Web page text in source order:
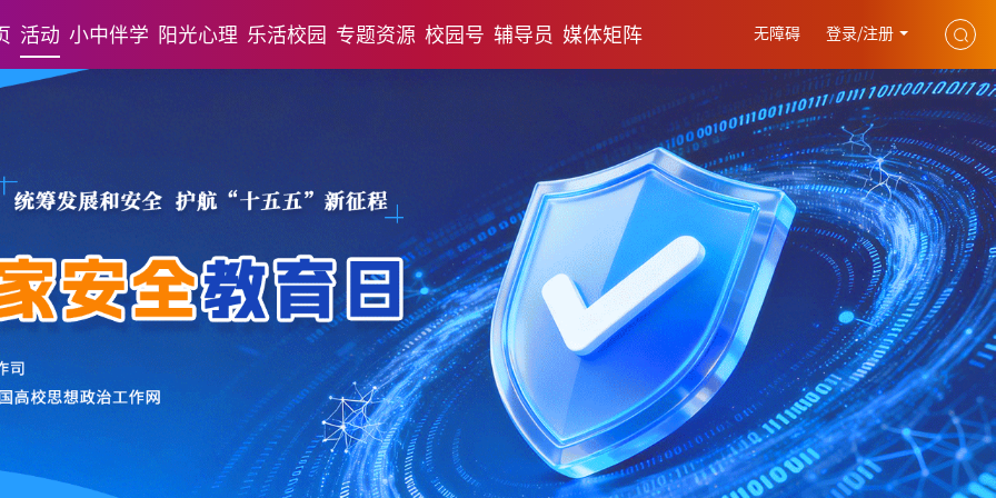
活动 小中伴学 阳光心理 乐活校园 专题资源 校园号 辅导员 媒体矩阵 无障碍 登录/注册